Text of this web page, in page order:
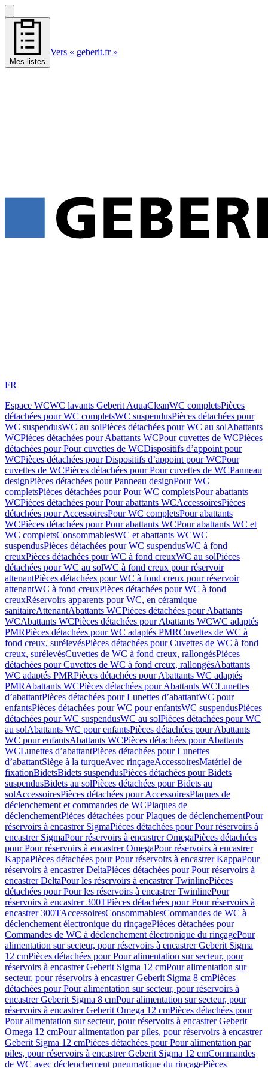
Mes listes
Vers « geberit.fr »
FR
Espace WCWC lavants Geberit AquaCleanWC completsPièces
détachées pour WC completsWC suspendusPièces détachées pour
WC suspendusWC au solPièces détachées pour WC au solAbattants
WCPièces détachées pour Abattants WCPour cuvettes de WCPièces
détachées pour Pour cuvettes de WCDispositifs d’appoint pour
WCPièces détachées pour Dispositifs d’appoint pour WCPour
cuvettes de WCPièces détachées pour Pour cuvettes de WCPanneau
designPièces détachées pour Panneau designPour WC
completsPièces détachées pour Pour WC completsPour abattants
WCPièces détachées pour Pour abattants WCAccessoiresPièces
détachées pour AccessoiresPour WC completsPour abattants
WCPièces détachées pour Pour abattants WCPour abattants WC et
WC completsConsommablesWC et abattants WCWC
suspendusPièces détachées pour WC suspendusWC à fond
creuxPièces détachées pour WC à fond creuxWC au solPièces
détachées pour WC au solWC à fond creux pour réservoir
attenantPièces détachées pour WC à fond creux pour réservoir
attenantWC à fond creuxPièces détachées pour WC à fond
creuxRéservoirs apparents pour WC, en céramique
sanitaireAttenantAbattants WCPièces détachées pour Abattants
WCAbattants WCPièces détachées pour Abattants WCWC adaptés
PMRPièces détachées pour WC adaptés PMRCuvettes de WC à
fond creux, surélevésPièces détachées pour Cuvettes de WC à fond
creux, surélevésCuvettes de WC à fond creux, rallongésPièces
détachées pour Cuvettes de WC à fond creux, rallongésAbattants
WC adaptés PMRPièces détachées pour Abattants WC adaptés
PMRAbattants WCPièces détachées pour Abattants WCLunettes
d’abattantPièces détachées pour Lunettes d’abattantWC pour
enfantsPièces détachées pour WC pour enfantsWC suspendusPièces
détachées pour WC suspendusWC au solPièces détachées pour WC
au solAbattants WC pour enfantsPièces détachées pour Abattants
WC pour enfantsAbattants WCPièces détachées pour Abattants
WCLunettes d’abattantPièces détachées pour Lunettes
d’abattantSiège à la turqueAvec rinçageAccessoiresMatériel de
fixationBidetsBidets suspendusPièces détachées pour Bidets
suspendusBidets au solPièces détachées pour Bidets au
solAccessoiresPièces détachées pour AccessoiresPlaques de
déclenchement et commandes de WCPlaques de
déclenchementPièces détachées pour Plaques de déclenchementPour
réservoirs à encastrer SigmaPièces détachées pour Pour réservoirs à
encastrer SigmaPour réservoirs à encastrer OmegaPièces détachées
pour Pour réservoirs à encastrer OmegaPour réservoirs à encastrer
KappaPièces détachées pour Pour réservoirs à encastrer KappaPour
réservoirs à encastrer DeltaPièces détachées pour Pour réservoirs à
encastrer DeltaPour les réservoirs à encastrer TwinlinePièces
détachées pour Pour les réservoirs à encastrer TwinlinePour
réservoirs à encastrer 300TPièces détachées pour Pour réservoirs à
encastrer 300TAccessoiresConsommablesCommandes de WC à
déclenchement électronique du rinçagePièces détachées pour
Commandes de WC à déclenchement électronique du rinçagePour
alimentation sur secteur, pour réservoirs à encastrer Geberit Sigma
12 cmPièces détachées pour Pour alimentation sur secteur, pour
réservoirs à encastrer Geberit Sigma 12 cmPour alimentation sur
secteur, pour réservoirs à encastrer Geberit Sigma 8 cmPièces
détachées pour Pour alimentation sur secteur, pour réservoirs à
encastrer Geberit Sigma 8 cmPour alimentation sur secteur, pour
réservoirs à encastrer Geberit Omega 12 cmPièces détachées pour
Pour alimentation sur secteur, pour réservoirs à encastrer Geberit
Omega 12 cmPour alimentation par piles, pour réservoirs à encastrer
Geberit Sigma 12 cmPièces détachées pour Pour alimentation par
piles, pour réservoirs à encastrer Geberit Sigma 12 cmCommandes
de WC avec déclenchement pneumatique du rinçagePièces